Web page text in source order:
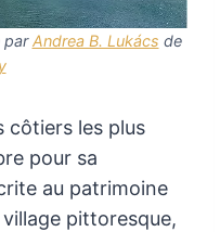
parAndrea B. Lukács de
côtiers les plus
pour sa
au patrimoine
village pittoresque,